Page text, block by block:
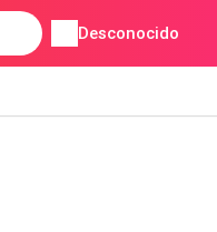
Desconocido